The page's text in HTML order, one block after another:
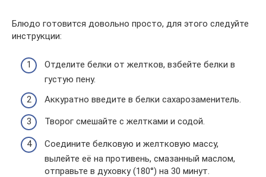
Блюдо готовится довольно просто, для этого следуйте
инструкции:
Отделите белки от желтков, взбейте белки в
густую пену.
Аккуратно введите в белки сахарозаменитель.
Творог смешайте с желтками и содой.
Соедините белковую и желтковую массу,
вылейте её на противень, смазанный маслом,
отправьте в духовку (180°) на 30 минут.